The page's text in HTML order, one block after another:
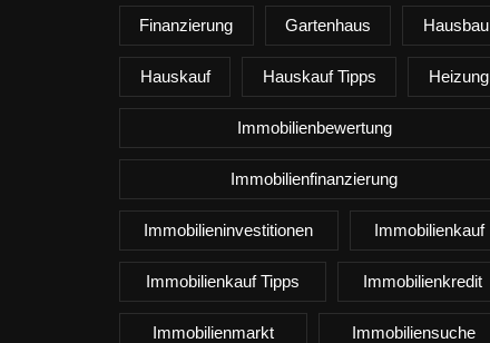
Finanzierung Gartenhaus Hausbau
Hauskauf Hauskauf Tipps Heizung
Immobilienbewertung
Immobilienfinanzierung
Immobilieninvestitionen Immobilienkauf
Immobilienkauf Tipps Immobilienkredit
Immobilienmarkt Immobiliensuche